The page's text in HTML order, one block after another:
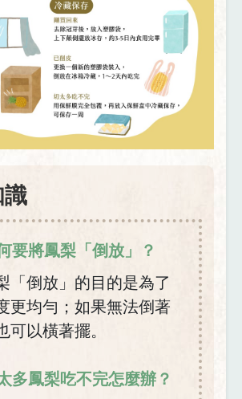
要將鳳梨「倒放」？
「倒放」的目的是為了
更均勻；如果無法倒著
可以橫著擺。
多鳳梨吃不完怎麼辦？